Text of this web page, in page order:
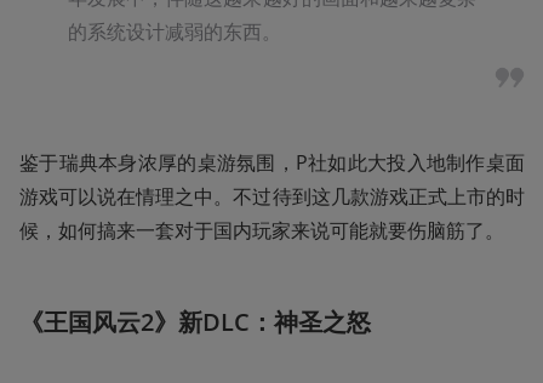
的系统设计减弱的东西。
鉴于瑞典本身浓厚的桌游氛围，P社如此大投入地制作桌面
游戏可以说在情理之中。不过待到这几款游戏正式上市的时
候，如何搞来一套对于国内玩家来说可能就要伤脑筋了。
《王国风云2》新DLC：神圣之怒